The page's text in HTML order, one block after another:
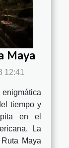
Maya
12:41
tiempo y
en el
La
Maya